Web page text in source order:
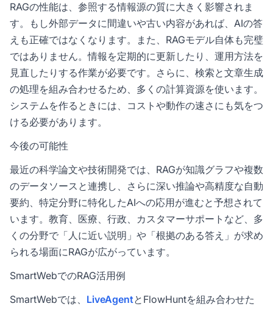
RAGの性能は、参照する情報源の質に大きく影響されま
す。もし外部データに間違いや古い内容があれば、AIの答
えも正確ではなくなります。また、RAGモデル自体も完璧
ではありません。情報を定期的に更新したり、運用方法を
見直したりする作業が必要です。さらに、検索と文章生成
の処理を組み合わせるため、多くの計算資源を使います。
システムを作るときには、コストや動作の速さにも気をつ
ける必要があります。
今後の可能性
最近の科学論文や技術開発では、RAGが知識グラフや複数
のデータソースと連携し、さらに深い推論や高精度な自動
要約、特定分野に特化したAIへの応用が進むと予想されて
います。教育、医療、行政、カスタマーサポートなど、多
くの分野で「人に近い説明」や「根拠のある答え」が求め
られる場面にRAGが広がっています。
SmartWebでのRAG活用例
SmartWebでは、 LiveAgentとFlowHuntを組み合わせた